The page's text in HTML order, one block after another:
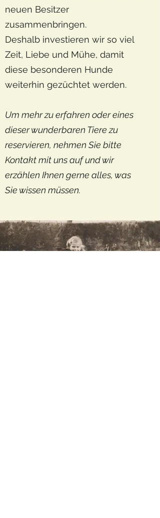
neuen Besitzer
zusammenbringen.
Deshalb investieren wir so viel
Zeit, Liebe und Mühe, damit
diese besonderen Hunde
weiterhin gezüchtet werden.
Um mehr zu erfahren oder eines
dieser wunderbaren Tiere zu
reservieren, nehmen Sie bitte
Kontakt mit uns auf und wir
erzählen Ihnen gerne alles, was
Sie wissen müssen.